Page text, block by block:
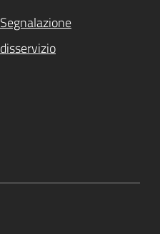
Segnalazione
disservizio